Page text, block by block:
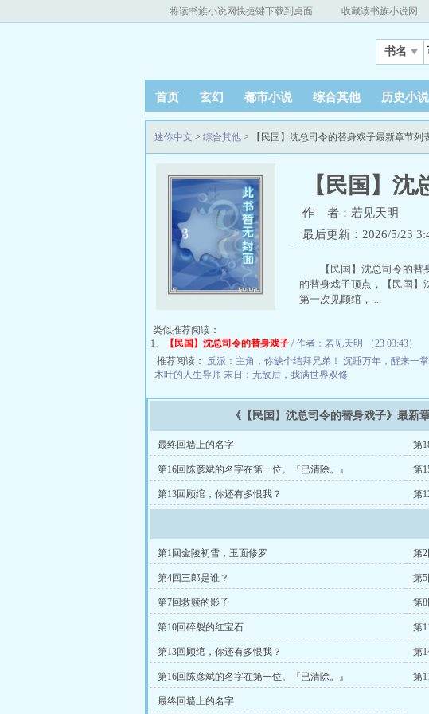
将读书族小说网快捷键下载到桌面 收藏读书族小说网
书名
首页 玄幻 都市小说 综合其他 历史小说
迷你中文 > 综合其他 > 【民国】沈总司令的替身戏子最新章节列
【民国】
作 者：若见天明
最后更新：2026/5/23
【民国】沈总司令的
的替身戏子顶点，【民国】
第一次见顾绾， ...
类似推荐阅读：
1、
【民国】沈总司令的替身戏子 / 作者：若见天明 （23 03:43）
推荐阅读： 反派：主角，你缺个结拜兄弟！ 沉睡万年，醒来一
木叶的人生导师 末日：无敌后，我满世界双修
《【民国】沈总司令的替身戏子》最新
最终回墙上的名字 第
第16回陈彦斌的名字在第一位。『已清除。』 第
第13回顾绾，你还有多恨我？ 第
第1回金陵初雪，玉面修罗 第
第4回三郎是谁？ 第
第7回救赎的影子 第
第10回碎裂的红宝石 第
第13回顾绾，你还有多恨我？ 第
第16回陈彦斌的名字在第一位。『已清除。』 第
最终回墙上的名字